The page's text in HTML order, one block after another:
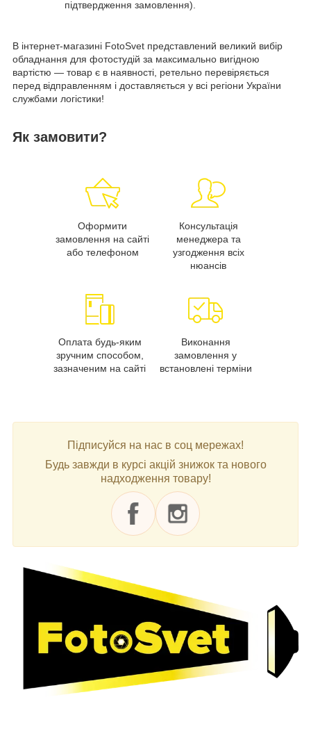
підтвердження замовлення).
В інтернет-магазині FotoSvet представлений великий вибір
обладнання для фотостудій за максимально вигідною
вартістю — товар є в наявності, ретельно перевіряється
перед відправленням і доставляється у всі регіони України
службами логістики!
Як замовити?
Оформити
замовлення на сайті
або телефоном
Консультація
менеджера та
узгодження всіх
нюансів
Оплата будь-яким
зручним способом,
зазначеним на сайті
Виконання
замовлення у
встановлені терміни
Підписуйся на нас в соц мережах!
Будь завжди в курсі акцій знижок та нового
надходження товару!